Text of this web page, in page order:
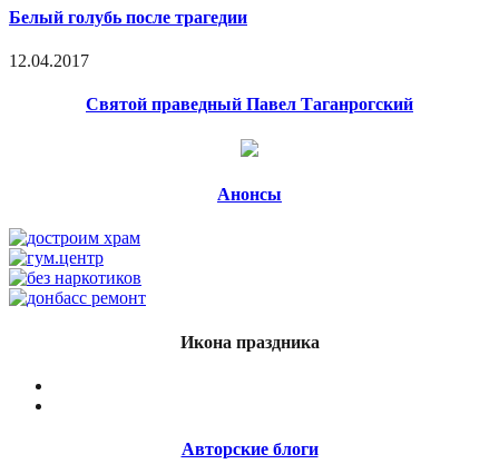
Белый голубь после трагедии
12.04.2017
Святой праведный Павел Таганрогский
Анонсы
Икона праздника
Авторские блоги